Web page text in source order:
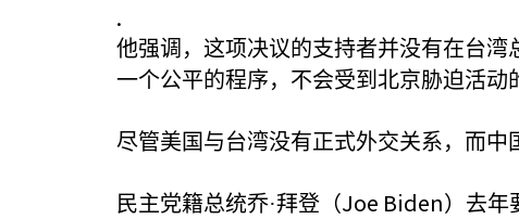
.
他强调，这项决议的支持者并没有在台
一个公平的程序，不会受到北京胁迫活动
尽管美国与台湾没有正式外交关系，而中
民主党籍总统乔·拜登（Joe Biden）去年